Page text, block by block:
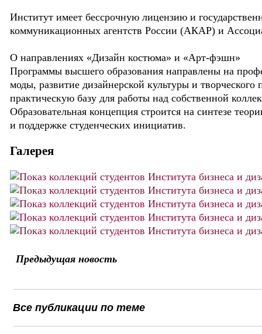
Институт имеет бессрочную лицензию и
коммуникационных агентств России (АКАР) и
О направлениях «Дизайн костюма» и «Арт-фэшн»
Программы высшего образования направлены на
моды, развитие дизайнерской культуры и
практическую базу для работы над собственной
Образовательная концепция строится на синтезе
и поддержке студенческих инициатив.
Галерея
Предыдущая новость
Все публикации по теме